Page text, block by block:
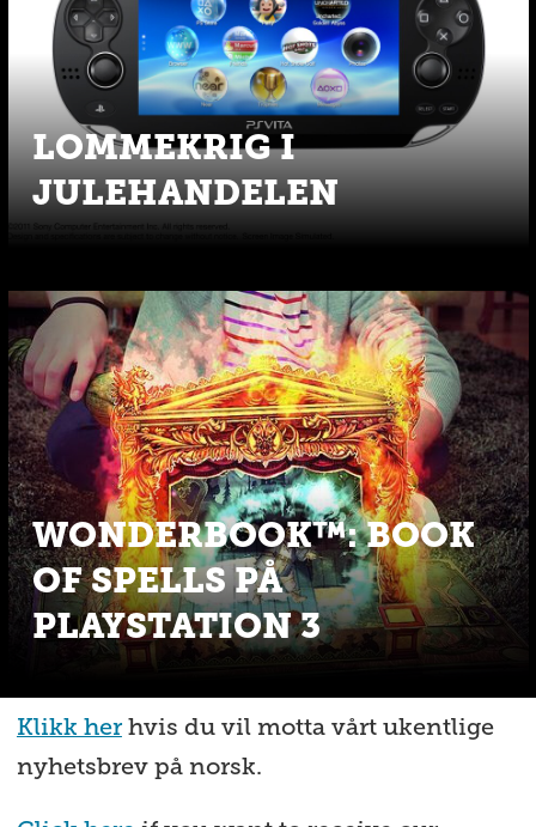
LOMMEKRIG I
JULEHANDELEN
WONDERBOOK™: BOOK
OF SPELLS PÅ
PLAYSTATION 3
Klikk herhvis du vil motta vårt ukentlige
nyhetsbrev på norsk.